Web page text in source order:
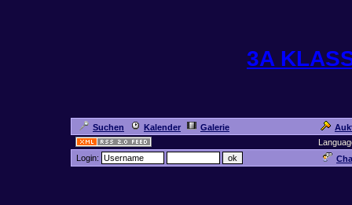
3A
Suchen Kalender Galerie
Login: